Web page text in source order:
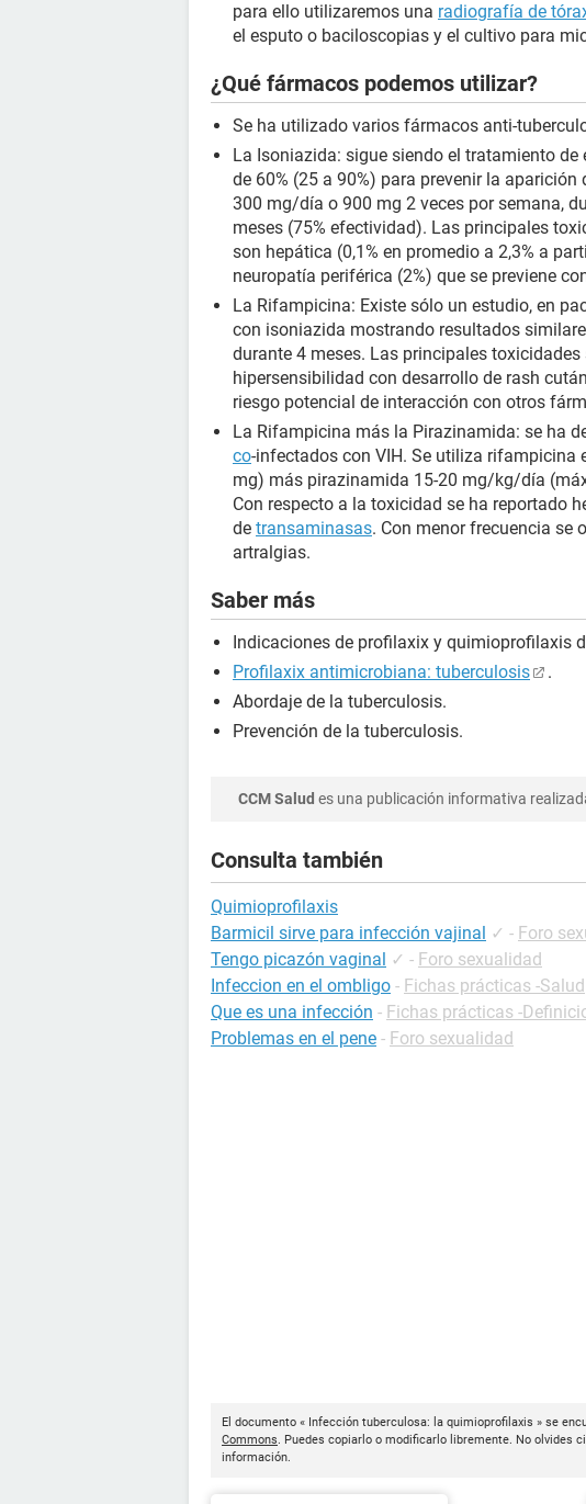
para ello utilizaremos una radiografía de
el esputo o baciloscopias y el cultivo para
¿Qué fármacos podemos utilizar?
Se ha utilizado varios fármacos anti-
La Isoniazida: sigue siendo el tratamiento
de 60% (25 a 90%) para prevenir la
300 mg/día o 900 mg 2 veces por semana,
meses (75% efectividad). Las principales
son hepática (0,1% en promedio a 2,3% a
neuropatía periférica (2%) que se previene
La Rifampicina: Existe sólo un estudio, en
con isoniazida mostrando resultados
durante 4 meses. Las principales
hipersensibilidad con desarrollo de rash
riesgo potencial de interacción con otros
La Rifampicina más la Pirazinamida: se ha
co-infectados con VIH. Se utiliza
mg) más pirazinamida 15-20 mg/kg/día
Con respecto a la toxicidad se ha reportado
de transaminasas. Con menor frecuencia se
artralgias.
Saber más
Indicaciones de profilaxix y quimioprofilaxis
Profilaxix antimicrobiana: tuberculosis
.
Abordaje de la tuberculosis.
Prevención de la tuberculosis.
CCM Salud es una publicación informativa
Consulta también
Quimioprofilaxis
Barmicil sirve para infección vajinal ✓ - Foro
Tengo picazón vaginal ✓ - Foro sexualidad
Infeccion en el ombligo - Fichas prácticas -Salud
Que es una infección - Fichas prácticas -
Problemas en el pene - Foro sexualidad
El documento « Infección tuberculosa: la quimioprofilaxis » se
Commons. Puedes copiarlo o modificarlo libremente. No olvides
información.